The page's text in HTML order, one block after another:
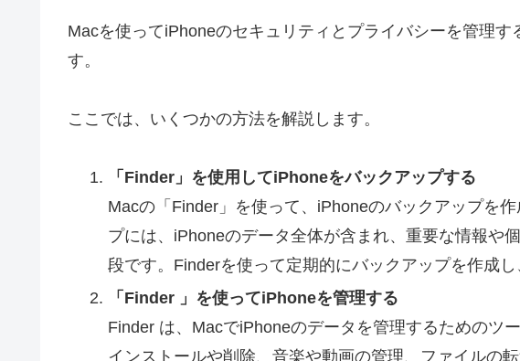
Macを使ってiPhoneのセキュリティとプライバシーを管理す
す。
ここでは、いくつかの方法を解説します。
「Finder」を使用してiPhoneをバックアップする
Macの「Finder」を使って、iPhoneのバックアップを
プには、iPhoneのデータ全体が含まれ、重要な情報や
段です。Finderを使って定期的にバックアップを作成し
「Finder 」を使ってiPhoneを管理する
Finder は、MacでiPhoneのデータを管理するためのツ
インストールや削除、音楽や動画の管理、ファイルの